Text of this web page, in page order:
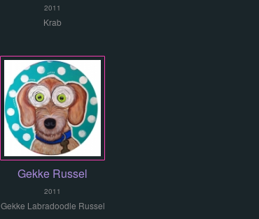
2011
Krab
Gekke Russel
2011
Gekke Labradoodle Russel